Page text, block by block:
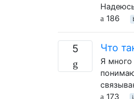
186
5 Что
Я много
173